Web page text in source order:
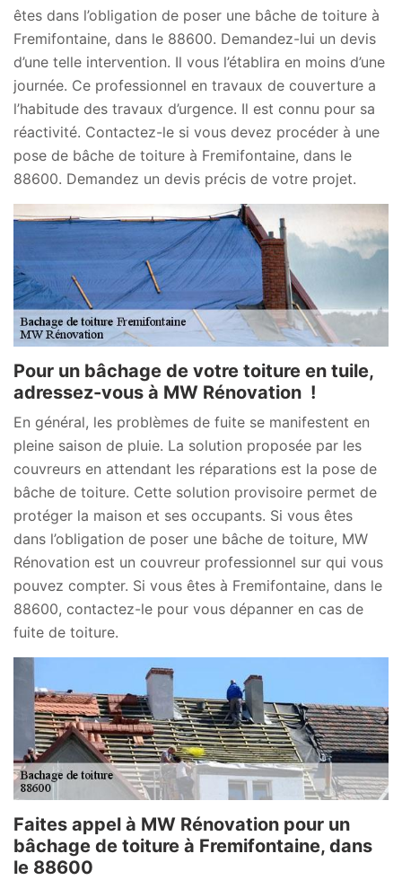
êtes dans l’obligation de poser une bâche de toiture à
Fremifontaine, dans le 88600. Demandez-lui un devis
d’une telle intervention. Il vous l’établira en moins d’une
journée. Ce professionnel en travaux de couverture a
l’habitude des travaux d’urgence. Il est connu pour sa
réactivité. Contactez-le si vous devez procéder à une
pose de bâche de toiture à Fremifontaine, dans le
88600. Demandez un devis précis de votre projet.
Pour un bâchage de votre toiture en tuile,
adressez-vous à MW Rénovation !
En général, les problèmes de fuite se manifestent en
pleine saison de pluie. La solution proposée par les
couvreurs en attendant les réparations est la pose de
bâche de toiture. Cette solution provisoire permet de
protéger la maison et ses occupants. Si vous êtes
dans l’obligation de poser une bâche de toiture, MW
Rénovation est un couvreur professionnel sur qui vous
pouvez compter. Si vous êtes à Fremifontaine, dans le
88600, contactez-le pour vous dépanner en cas de
fuite de toiture.
Faites appel à MW Rénovation pour un
bâchage de toiture à Fremifontaine, dans
le 88600